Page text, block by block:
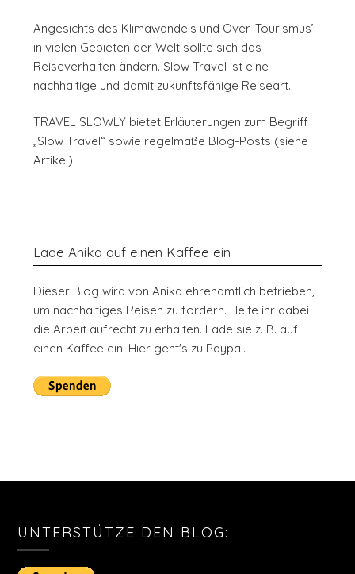
Angesichts des Klimawandels und Over-Tourismus’
in vielen Gebieten der Welt sollte sich das
Reiseverhalten ändern. Slow Travel ist eine
nachhaltige und damit zukunftsfähige Reiseart.
TRAVEL SLOWLY bietet Erläuterungen zum Begriff
„Slow Travel“ sowie regelmäße Blog-Posts (siehe
Artikel).
Lade Anika auf einen Kaffee ein
Dieser Blog wird von Anika ehrenamtlich betrieben,
um nachhaltiges Reisen zu fördern. Helfe ihr dabei
die Arbeit aufrecht zu erhalten. Lade sie z. B. auf
einen Kaffee ein. Hier geht's zu Paypal.
UNTERSTÜTZE DEN BLOG: